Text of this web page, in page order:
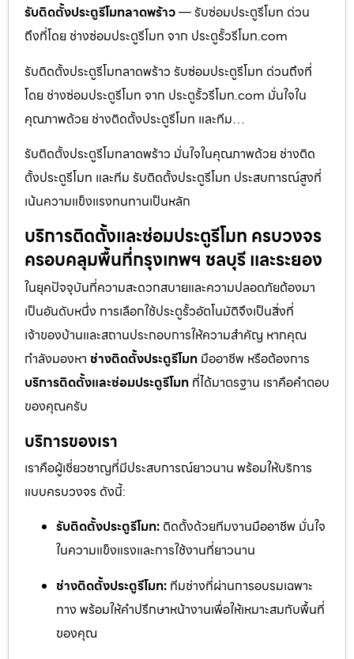
รับติดตั้งประตูรีโมทลาดพร้าว— รับซ่อมประตูรีโมท ด่วน
ถึงที่โดย ช่างซ่อมประตูรีโมท จาก ประตูรั้วรีโมท.com
รับติดตั้งประตูรีโมทลาดพร้าว รับซ่อมประตูรีโมท ด่วนถึงที่
โดย ช่างซ่อมประตูรีโมท จาก ประตูรั้วรีโมท.com มั่นใจใน
คุณภาพด้วย ช่างติดตั้งประตูรีโมท และทีม…
รับติดตั้งประตูรีโมทลาดพร้าว มั่นใจในคุณภาพด้วย ช่างติด
ตั้งประตูรีโมท และทีม รับติดตั้งประตูรีโมท ประสบการณ์สูงที่
เน้นความแข็งแรงทนทานเป็นหลัก
บริการติดตั้งและซ่อมประตูรีโมท ครบวงจร
ครอบคลุมพื้นที่กรุงเทพฯ ชลบุรี และระยอง
ในยุคปัจจุบันที่ความสะดวกสบายและความปลอดภัยต้องมา
เป็นอันดับหนึ่ง การเลือกใช้ประตูรั้วอัตโนมัติจึงเป็นสิ่งที่
เจ้าของบ้านและสถานประกอบการให้ความสำคัญ หากคุณ
กำลังมองหา ช่างติดตั้งประตูรีโมท มืออาชีพ หรือต้องการ
บริการติดตั้งและซ่อมประตูรีโมท ที่ได้มาตรฐาน เราคือคำตอบ
ของคุณครับ
บริการของเรา
เราคือผู้เชี่ยวชาญที่มีประสบการณ์ยาวนาน พร้อมให้บริการ
แบบครบวงจร ดังนี้:
รับติดตั้งประตูรีโมท: ติดตั้งด้วยทีมงานมืออาชีพ มั่นใจ
ในความแข็งแรงและการใช้งานที่ยาวนาน
ช่างติดตั้งประตูรีโมท: ทีมช่างที่ผ่านการอบรมเฉพาะ
ทาง พร้อมให้คำปรึกษาหน้างานเพื่อให้เหมาะสมกับพื้นที่
ของคุณ